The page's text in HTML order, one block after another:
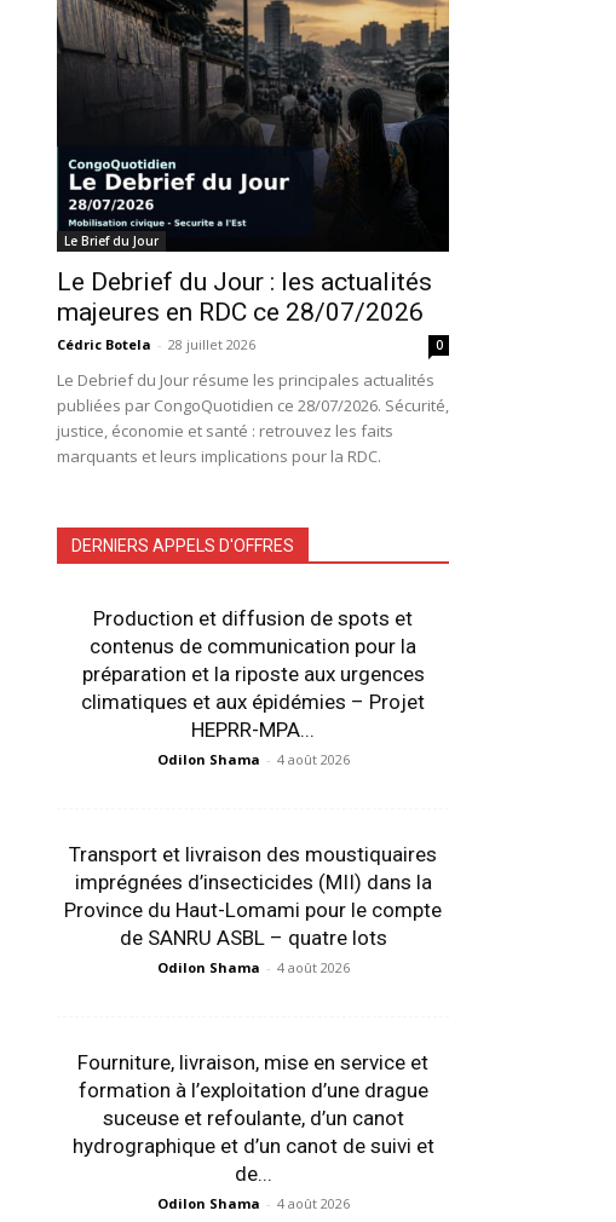
Le Brief du Jour
Le Debrief du Jour : les actualités
majeures en RDC ce 28/07/2026
Cédric Botela - 28 juillet 2026 0
Le Debrief du Jour résume les principales actualités
publiées par CongoQuotidien ce 28/07/2026. Sécurité,
justice, économie et santé : retrouvez les faits
marquants et leurs implications pour la RDC.
DERNIERS APPELS D'OFFRES
Production et diffusion de spots et
contenus de communication pour la
préparation et la riposte aux urgences
climatiques et aux épidémies – Projet
HEPRR-MPA...
Odilon Shama - 4 août 2026
Transport et livraison des moustiquaires
imprégnées d’insecticides (MII) dans la
Province du Haut-Lomami pour le compte
de SANRU ASBL – quatre lots
Odilon Shama - 4 août 2026
Fourniture, livraison, mise en service et
formation à l’exploitation d’une drague
suceuse et refoulante, d’un canot
hydrographique et d’un canot de suivi et
de...
Odilon Shama - 4 août 2026